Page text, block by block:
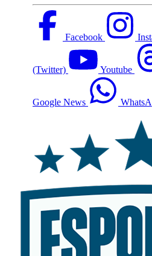
Facebook
(Twitter) Youtube
Google News